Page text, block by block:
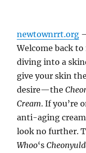
newtownrrt.org
Welcome back
diving into a
give your skin
desire—the
Cream. If you’re
anti-aging
look no further.
Whoo‘s